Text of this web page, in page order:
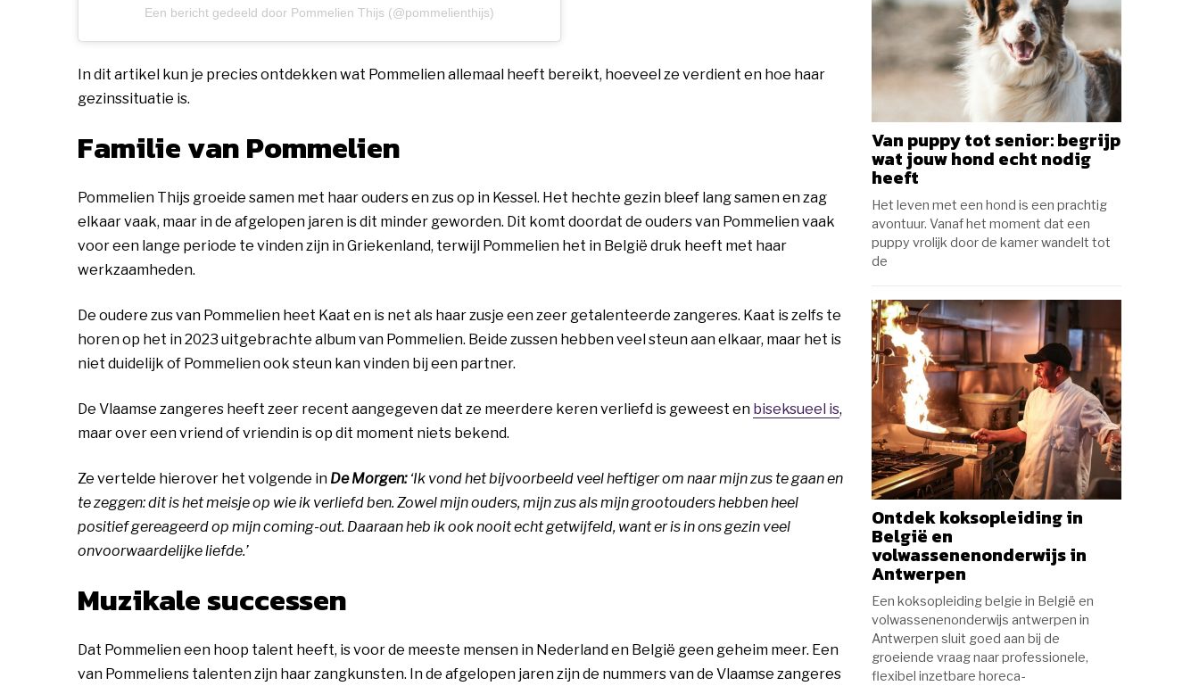
Een bericht gedeeld door Pommelien Thijs (@pommelienthijs)
In dit artikel kun je precies ontdekken wat Pommelien allemaal heeft bereikt, hoeveel ze verdient en hoe haar
gezinssituatie is.
Familie van Pommelien
Pommelien Thijs groeide samen met haar ouders en zus op in Kessel. Het hechte gezin bleef lang samen en zag
elkaar vaak, maar in de afgelopen jaren is dit minder geworden. Dit komt doordat de ouders van Pommelien vaak
voor een lange periode te vinden zijn in Griekenland, terwijl Pommelien het in België druk heeft met haar
werkzaamheden.
De oudere zus van Pommelien heet Kaat en is net als haar zusje een zeer getalenteerde zangeres. Kaat is zelfs te
horen op het in 2023 uitgebrachte album van Pommelien. Beide zussen hebben veel steun aan elkaar, maar het is
niet duidelijk of Pommelien ook steun kan vinden bij een partner.
De Vlaamse zangeres heeft zeer recent aangegeven dat ze meerdere keren verliefd is geweest en biseksueel is,
maar over een vriend of vriendin is op dit moment niets bekend.
Ze vertelde hierover het volgende in De Morgen: ‘Ik vond het bijvoorbeeld veel heftiger om naar mijn zus te gaan en
te zeggen: dit is het meisje op wie ik verliefd ben. Zowel mijn ouders, mijn zus als mijn grootouders hebben heel
positief gereageerd op mijn coming-out. Daaraan heb ik ook nooit echt getwijfeld, want er is in ons gezin veel
onvoorwaardelijke liefde.’
Muzikale successen
Dat Pommelien een hoop talent heeft, is voor de meeste mensen in Nederland en België geen geheim meer. Een
van Pommeliens talenten zijn haar zangkunsten. In de afgelopen jaren zijn de nummers van de Vlaamse zangeres
Van puppy tot senior: begrijp
wat jouw hond echt nodig
heeft
Het leven met een hond is een prachtig
avontuur. Vanaf het moment dat een
puppy vrolijk door de kamer wandelt tot
de
Ontdek koksopleiding in
België en
volwassenenonderwijs in
Antwerpen
Een koksopleiding belgie in België en
volwassenenonderwijs antwerpen in
Antwerpen sluit goed aan bij de
groeiende vraag naar professionele,
flexibel inzetbare horeca-